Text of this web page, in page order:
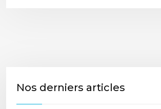
Nos derniers articles